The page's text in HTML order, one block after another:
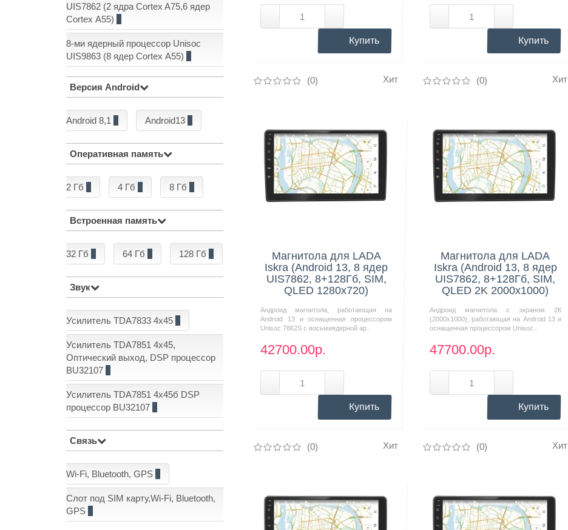
UIS7862 (2 ядра Cortex A75,6 ядер
Cortex А55) 5
8-ми ядерный процессор Unisoc
UIS9863 (8 ядер Cortex А55)
Версия Android
Android 8,1 1 Android13 7
Оперативная память
2 Гб 4 Гб 4 8 Гб
Встроенная память
32 Гб 3 64 Гб 3 128 Гб
Звук
Усилитель TDA7833 4x45
Усилитель TDA7851 4x45,
Оптический выход, DSP процессор
BU32107 5
Усилитель TDA7851 4x45б DSP
процессор BU32107 1
Связь
Wi-Fi, Bluetooth, GPS 1
Слот под SIM карту,Wi-Fi, Bluetooth,
GPS 7
Купить Купить
(0) Хит
Магнитола для LADA
Iskra (Android 13, 8 ядер
UIS7862, 8+128Гб, SIM,
QLED 1280x720)
Андроид магнитола, работающая на
Android 13 и оснащенная процессором
Unisoc 7862S с восьмиядерной ар..
42700.00р.
Купить
(0) Хит
Магнитола для LADA
Iskra (Android 13, 8 ядер
UIS7862, 8+128Гб, SIM,
QLED 2K 2000x1000)
Андроид магнитола с экраном 2К
(2000х1000), работающая на Android 13 и
оснащенная процессором Unisoc..
47700.00р.
Купить
(0) Хит (0) Хит